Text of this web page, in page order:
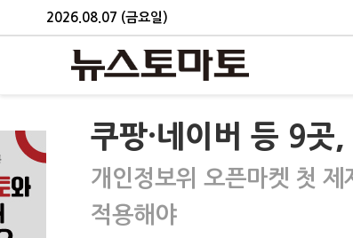
2026.08.07 (금요일)
쿠팡·네이버 등 9
개인정보위 오픈마켓 첫
적용해야